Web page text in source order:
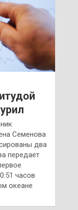
Семенова
два
передает
часов
океане